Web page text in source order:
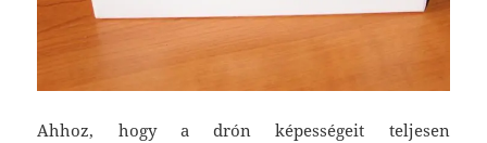
Ahhoz, hogy a drón képességeit teljesen